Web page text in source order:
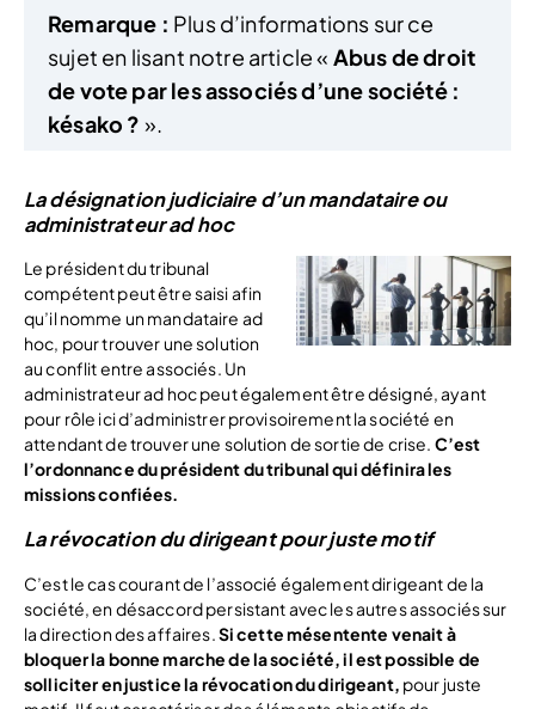
Remarque : Plus d’informations sur ce
sujet en lisant notre article « Abus de droit
de vote par les associés d’une société :
késako ? ».
La désignation judiciaire d’un mandataire ou
administrateur ad hoc
Le président du tribunal
compétent peut être saisi afin
qu’il nomme un mandataire ad
hoc, pour trouver une solution
au conflit entre associés. Un
administrateur ad hoc peut également être désigné, ayant
pour rôle ici d’administrer provisoirement la société en
attendant de trouver une solution de sortie de crise. C’est
l’ordonnance du président du tribunal qui définira les
missions confiées.
La révocation du dirigeant pour juste motif
C’est le cas courant de l’associé également dirigeant de la
société, en désaccord persistant avec les autres associés sur
la direction des affaires.Si cette mésentente venait à
bloquer la bonne marche de la société, il est possible de
solliciter en justice la révocation du dirigeant, pour juste